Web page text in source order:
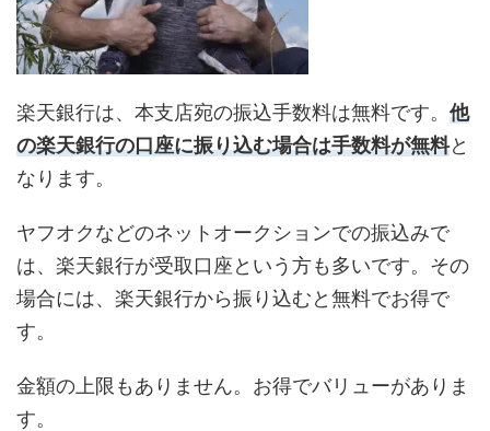
楽天銀行は、本支店宛の振込手数料は無料です。 他
の楽天銀行の口座に振り込む場合は手数料が無料と
なります。
ヤフオクなどのネットオークションでの振込みで
は、楽天銀行が受取口座という方も多いです。その
場合には、楽天銀行から振り込むと無料でお得で
す。
金額の上限もありません。お得でバリューがありま
す。